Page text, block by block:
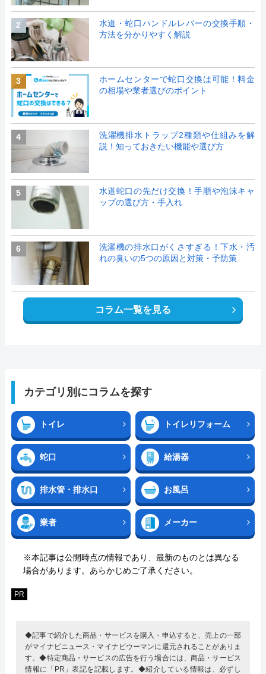
2
水道・蛇口ハンドルレバーの交換手順・
方法を分かりやすく解説
3
ホームセンターで蛇口交換は可能！料金
の相場や業者選びのポイント
4
洗濯機排水トラップ2種類や仕組みを解
説！知っておきたい機能や選び方
5
水道蛇口の先だけ交換！手順や泡沫キャ
ップの選び方・手入れ
6
洗濯機の排水口がくさすぎる！下水・汚
れの臭いの5つの原因と対策・予防策
コラム一覧を見る
カテゴリ別にコラムを探す
トイレ トイレリフォーム
蛇口 給湯器
排水管・排水口 お風呂
業者 メーカー
※本記事は公開時点の情報であり、最新のものとは異なる
場合があります。あらかじめご了承ください。
PR
◆記事で紹介した商品・サービスを購入・申込すると、売上の一部
がマイナビニュース・マイナビウーマンに還元されることがありま
す。◆特定商品・サービスの広告を行う場合には、商品・サービス
情報に「PR」表記を記載します。◆紹介している情報は、必ずし